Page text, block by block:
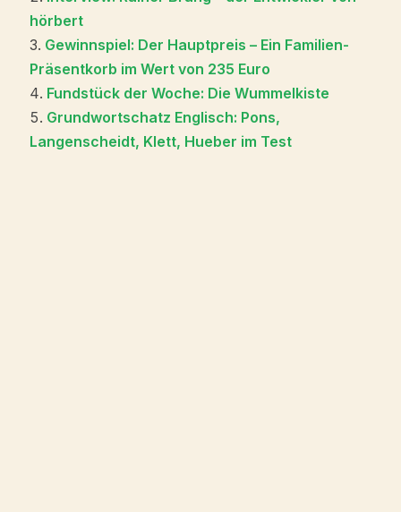
hörbert
Gewinnspiel: Der Hauptpreis – Ein Familien-
Präsentkorb im Wert von 235 Euro
Fundstück der Woche: Die Wummelkiste
Grundwortschatz Englisch: Pons,
Langenscheidt, Klett, Hueber im Test